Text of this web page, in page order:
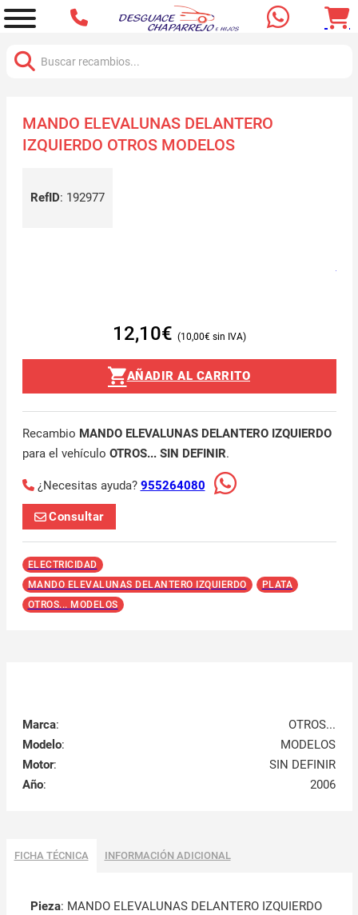
MANDO ELEVALUNAS DELANTERO
IZQUIERDO OTROS MODELOS
RefID: 192977
12,10€ 10,00€
AÑADIR AL CARRITO
Recambio MANDO ELEVALUNAS DELANTERO IZQUIERDO
para el vehículo OTROS... SIN DEFINIR.
¿Necesitas ayuda? 955264080
Consultar
ELECTRICIDAD
MANDO ELEVALUNAS DELANTERO IZQUIERDO
PLATA
OTROS... MODELOS
Marca:
OTROS...
Modelo:
MODELOS
Motor:
SIN DEFINIR
Año: 2006
FICHA TÉCNICA INFORMACIÓN ADICIONAL
Pieza: MANDO ELEVALUNAS DELANTERO IZQUIERDO